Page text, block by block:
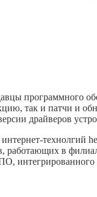
программного
так и патчи и
драйверов
технолгий
работающих в